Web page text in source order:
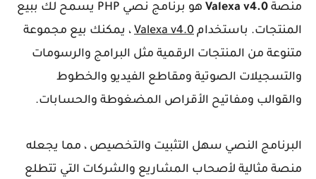
منصة Valexa v4.0
هو برنامج نصي PHP يسمح لك ببيع
المنتجات. باستخدام Valexa v4.0 ، يمكنك بيع مجموعة
متنوعة من المنتجات الرقمية مثل البرامج والرسومات
والتسجيلات الصوتية ومقاطع الفيديو والخطوط
والقوالب ومفاتيح الأقراص المضغوطة والحسابات.
البرنامج النصي سهل التثبيت والتخصيص ، مما يجعله
منصة مثالية لأصحاب المشاريع والشركات التي تتطلع